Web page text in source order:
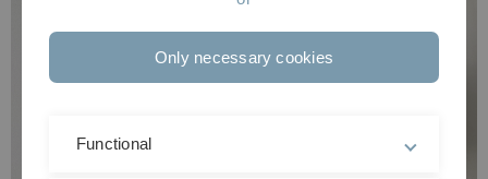
Only necessary cookies
Functional